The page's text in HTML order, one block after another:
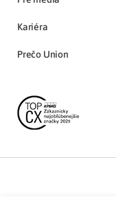
Kariéra
Prečo Union